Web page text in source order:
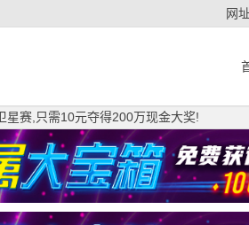
网
星赛,只需10元夺得200万现金大奖!